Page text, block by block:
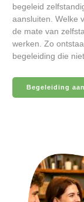
begeleid
aansluiten. Welke
de mate van
werken. Zo
begeleiding die
Begeleiding